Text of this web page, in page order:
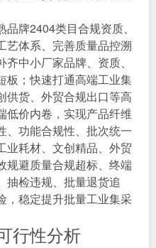
品牌2404类目合规资质、
艺体系、完善质量品控溯
中小厂家品牌、资质、
板；快速打通高端工业集
供货、外贸合规出口等高
低价内卷，实现产品纤维
、功能合规性、批次统一
业耗材、文创精品、外贸
规避质量合规超标、终端
抽检违规、批量退货追
，稳定提升批量工业集采
行性分析